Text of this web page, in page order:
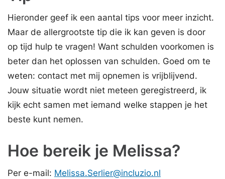
Hieronder geef ik een aantal tips voor meer inzicht.
Maar de allergrootste tip die ik kan geven is door
op tijd hulp te vragen! Want schulden voorkomen is
beter dan het oplossen van schulden. Goed om te
weten: contact met mij opnemen is vrijblijvend.
Jouw situatie wordt niet meteen geregistreerd, ik
kijk echt samen met iemand welke stappen je het
beste kunt nemen.
Hoe bereik je Melissa?
Per e-mail: Melissa.Serlier@incluzio.nl